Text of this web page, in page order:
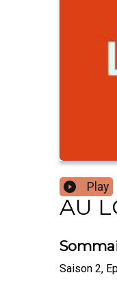
Play
AU
Saison 2,